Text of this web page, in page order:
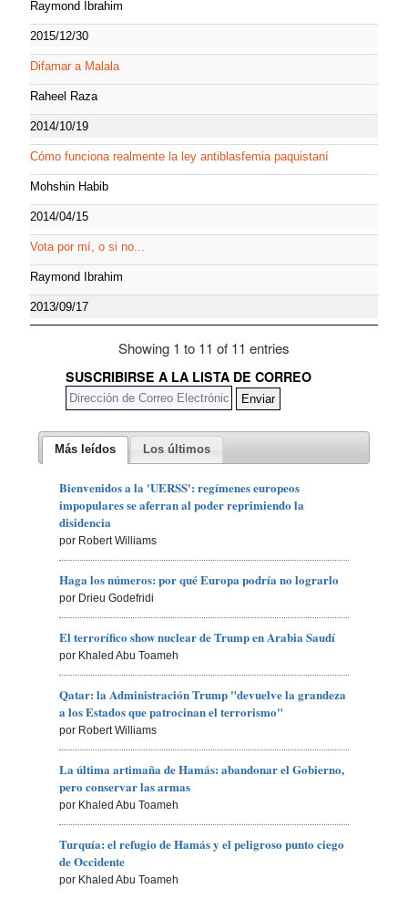
Raymond Ibrahim
2015/12/30
Difamar a Malala
Raheel Raza
2014/10/19
Cómo funciona realmente la ley antiblasfemia paquistaní
Mohshin Habib
2014/04/15
Vota por mí, o si no...
Raymond Ibrahim
2013/09/17
Showing 1 to 11 of 11 entries
SUSCRIBIRSE A LA LISTA DE CORREO
Más leídos Los últimos
Bienvenidos a la 'UERSS': regímenes europeos
impopulares se aferran al poder reprimiendo la
disidencia
por Robert Williams
Haga los números: por qué Europa podría no lograrlo
por Drieu Godefridi
El terrorífico show nuclear de Trump en Arabia Saudí
por Khaled Abu Toameh
Qatar: la Administración Trump "devuelve la grandeza
a los Estados que patrocinan el terrorismo"
por Robert Williams
La última artimaña de Hamás: abandonar el Gobierno,
pero conservar las armas
por Khaled Abu Toameh
Turquía: el refugio de Hamás y el peligroso punto ciego
de Occidente
por Khaled Abu Toameh